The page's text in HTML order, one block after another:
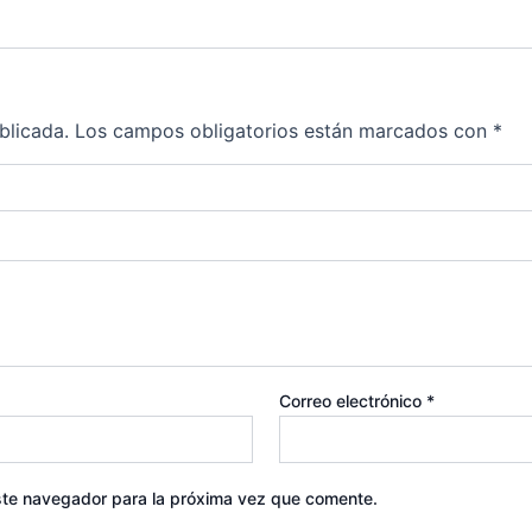
Los campos obligatorios están marcados con *
Correo electrónico *
navegador para la próxima vez que comente.